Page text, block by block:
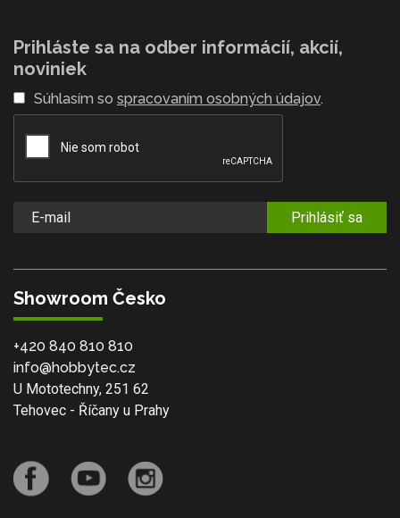
Prihláste sa na odber informácií, akcií,
noviniek
Súhlasím so spracovaním osobných údajov.
Prihlásiť sa
Showroom Česko
+420 840 810 810
info@hobbytec.cz
U Mototechny, 251 62
Tehovec - Říčany u Prahy